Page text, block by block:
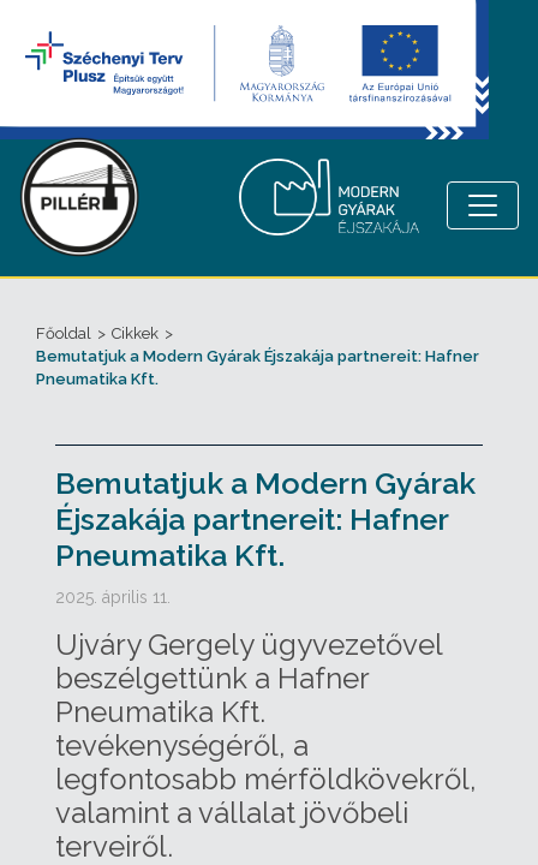
Főoldal > Cikkek >
Bemutatjuk a Modern Gyárak Éjszakája partnereit: Hafner
Pneumatika Kft.
Bemutatjuk a Modern Gyárak
Éjszakája partnereit: Hafner
Pneumatika Kft.
2025. április 11.
Ujváry Gergely ügyvezetővel
beszélgettünk a Hafner
Pneumatika Kft.
tevékenységéről, a
legfontosabb mérföldkövekről,
valamint a vállalat jövőbeli
terveiről.